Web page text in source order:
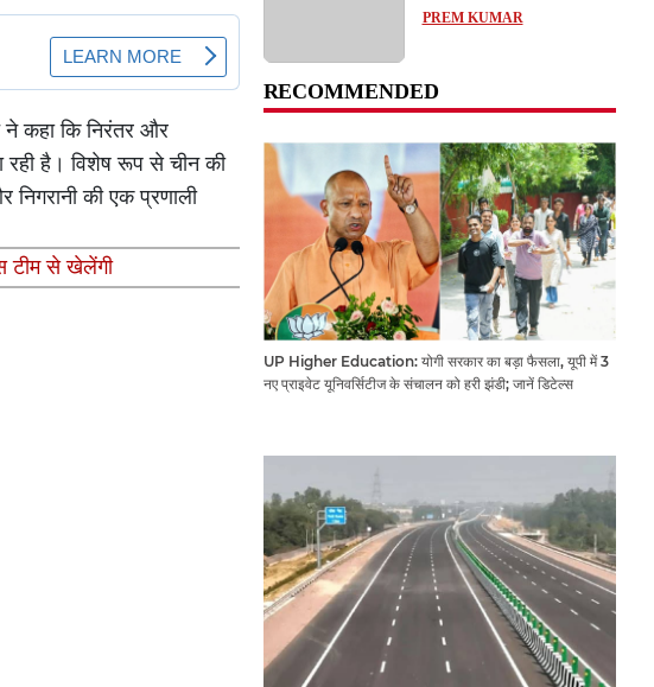
ने कहा कि निरंतर और
रही है। विशेष रूप से चीन की
निगरानी की एक प्रणाली
टीम से खेलेंगी
Action: कानपुर-लखनऊ
और कंपनियों पर गिरी गाज,
PREM KUMAR
RECOMMENDED
UP Higher Education: योगी सरकार का बड़ा फैसला, यूपी में 3
नए प्राइवेट यूनिवर्सिटीज के संचालन को हरी झंडी; जानें डिटेल्स